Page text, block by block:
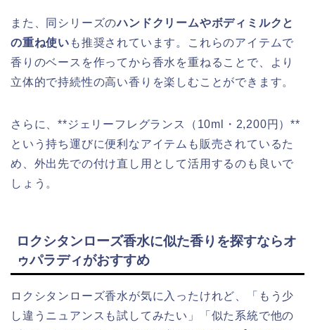
また、同シリーズのハンドクリームやボディミルクと
の重ね使い も推奨されています。これらのアイテムで
香りのベースを作ってから香水を重ねることで、より
立体的で持続性の高い香りを楽しむことができます。
さらに、**ジェリーフレグランス（10ml・2,200円）**
という持ち運びに便利なアイテムも販売されているた
め、外出先での付け直し用として活用するのも良いで
しょう。
ロクシタンローズ香水に似た香りを探すならオ
ゥパラディがおすすめ
ロクシタンローズ香水が気に入ったけれど、「もう少
し違うニュアンスも試してみたい」「似た系統で他の